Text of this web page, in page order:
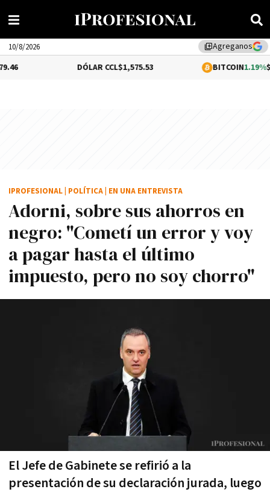
library_addAgreganos
10/8/2026
$1,575.53 1.19%$65,043.24
Adorni, sobre sus ahorros en
negro: "Cometí un error y voy
a pagar hasta el último
impuesto, pero no soy chorro"
El Jefe de Gabinete se refirió a la
presentación de su declaración jurada, luego
IPROFESIONAL POLÍTICA EN UNA ENTREVISTA